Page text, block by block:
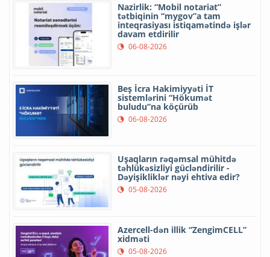
Nazirlik: “Mobil notariat”
tətbiqinin “mygov”a tam
inteqrasiyası istiqamətində işlər
davam etdirilir
06-08-2026
Beş İcra Hakimiyyəti İT
sistemlərini “Hökumət
buludu”na köçürüb
06-08-2026
Uşaqların rəqəmsal mühitdə
təhlükəsizliyi gücləndirilir -
Dəyişikliklər nəyi ehtiva edir?
05-08-2026
Azercell-dən illik “ZengimCELL”
xidməti
05-08-2026